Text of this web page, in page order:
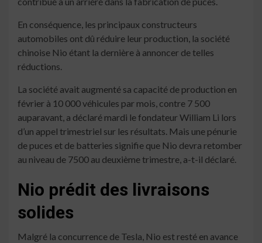
En conséquence, les principaux constructeurs
automobiles ont dû réduire leur production, la société
chinoise Nio étant la dernière à annoncer de telles
réductions.
La société avait augmenté sa capacité de production en
février à 10 000 véhicules par mois, contre 7 500
auparavant, a déclaré mardi le fondateur William Li lors
d’un appel trimestriel sur les résultats. Mais une pénurie
de puces et de batteries signifie que Nio devra retomber
au niveau de 7500 au deuxième trimestre, a-t-il déclaré.
Nio prédit des livraisons
solides
Malgré la concurrence de Tesla, Nio est resté en avance